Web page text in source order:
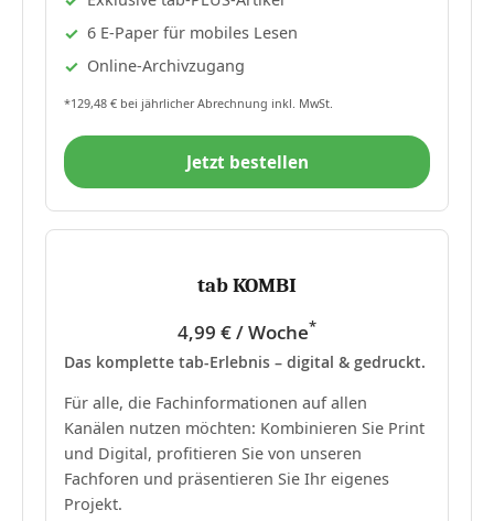
6 E-Paper für mobiles Lesen
Online-Archivzugang
*129,48 € bei jährlicher Abrechnung inkl. MwSt.
Jetzt bestellen
tab KOMBI
4,99 € / Woche*
Das komplette tab-Erlebnis – digital & gedruckt.
Für alle, die Fachinformationen auf allen
Kanälen nutzen möchten: Kombinieren Sie Print
und Digital, profitieren Sie von unseren
Fachforen und präsentieren Sie Ihr eigenes
Projekt.